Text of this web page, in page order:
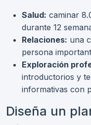
Salud: caminar
durante 12
Relaciones: una
persona
Exploración
introductorios y
informativas con
Diseña un